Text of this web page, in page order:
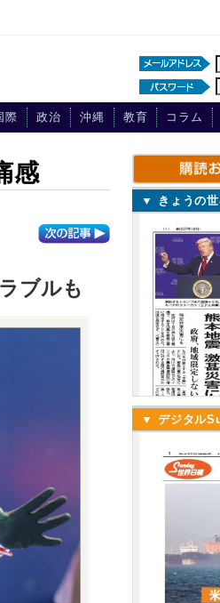
際 政治 沖縄 教育 コラム
感
ブルも
▼ きょうの世
▼ デジタル